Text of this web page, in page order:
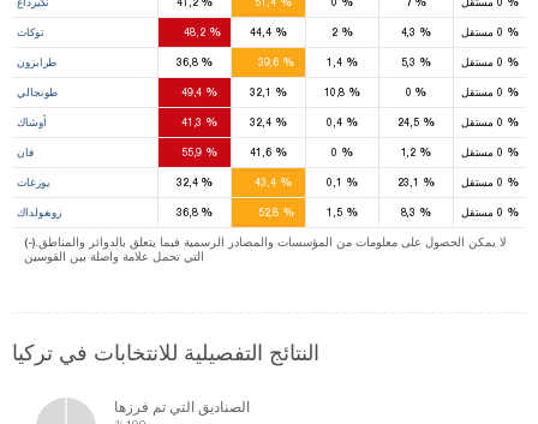
توكات %
48,2 %
44,4 %
2 % % مستقل
طرابزون %
36,8 % %
1,4 % % مستقل
طونجالي % % % % % مستقل
أوشاك % %
32,4 %
0,4 %
24,5 % مستقل
فان % %
41,6 % % % مستقل
يوزغات %
32,4 %
43,4 % % % مستقل
زونغولداك %
36,8 % %
1,5 % % مستقل
(-).لا يمكن الحصول على معلومات من المؤسسات والمصادر الرسمية فيما يتعلق بالدوائر والمناطق
التي تحمل علامة واصلة بين القوسين
النتائج التفصيلية للانتخابات في تركيا
الصناديق التي تم فرزها